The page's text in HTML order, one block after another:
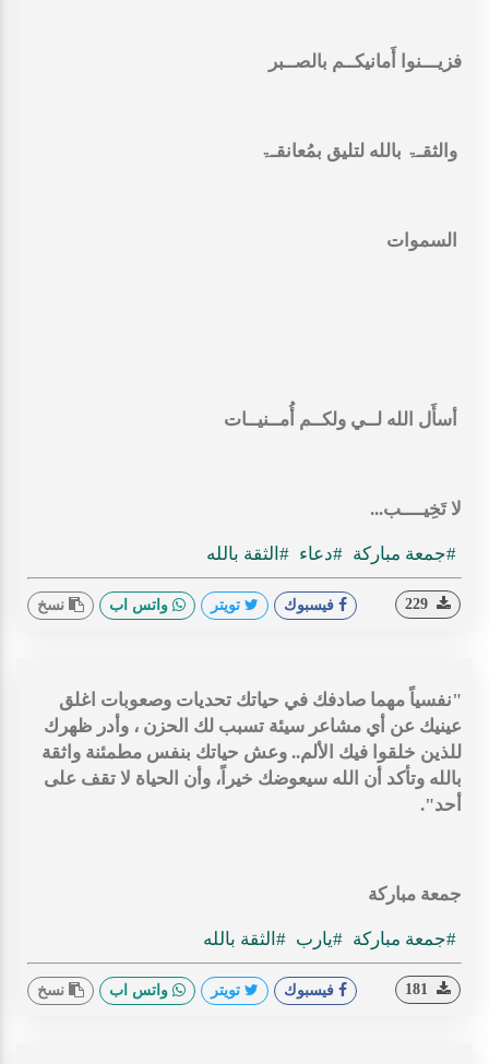
فزيـــنوا أَمانيكــم بالصــبر
والثقـۃ بالله لتليق بمُعانقـۃ
السموات
أسأَل الله لــي ولكــم أُمــنيــات
لا تَخِيــــب...
#جمعة مباركة #دعاء #الثقة بالله
فيسبوك تويتر واتس اب نسخ
"نفسياً مهما صادفك في حياتك تحديات وصعوبات اغلق
عينيك عن أي مشاعر سيئة تسبب لك الحزن ، وأدر ظهرك
للذين خلقوا فيك الألم.. وعش حياتك بنفس مطمئنة واثقة
بالله وتأكد أن الله سيعوضك خيراً، وأن الحياة لا تقف على
أحد".
جمعة مباركة
#جمعة مباركة #يارب #الثقة بالله
فيسبوك تويتر واتس اب نسخ